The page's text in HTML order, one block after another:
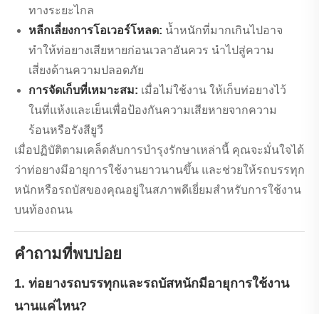
ทางระยะไกล
หลีกเลี่ยงการโอเวอร์โหลด: น้ำหนักที่มากเกินไปอาจ
ทำให้ท่อยางเสียหายก่อนเวลาอันควร นำไปสู่ความ
เสี่ยงด้านความปลอดภัย
การจัดเก็บที่เหมาะสม: เมื่อไม่ใช้งาน ให้เก็บท่อยางไว้
ในที่แห้งและเย็นเพื่อป้องกันความเสียหายจากความ
ร้อนหรือรังสียูวี
เมื่อปฏิบัติตามเคล็ดลับการบำรุงรักษาเหล่านี้ คุณจะมั่นใจได้
ว่าท่อยางมีอายุการใช้งานยาวนานขึ้น และช่วยให้รถบรรทุก
หนักหรือรถบัสของคุณอยู่ในสภาพดีเยี่ยมสำหรับการใช้งาน
บนท้องถนน
คำถามที่พบบ่อย
1. ท่อยางรถบรรทุกและรถบัสหนักมีอายุการใช้งาน
นานแค่ไหน?